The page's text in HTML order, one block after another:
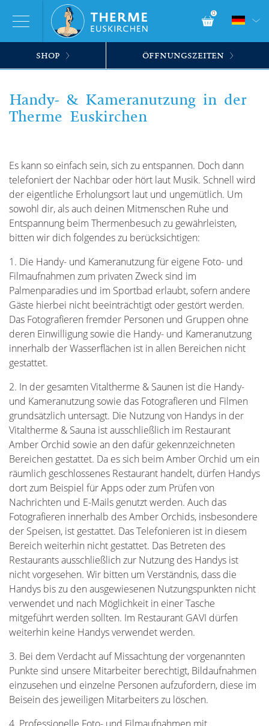
SHOP ÖFFNUNGSZEITEN
0
Handy- & Kameranutzung in der
Therme Euskirchen
Es kann so einfach sein, sich zu entspannen. Doch dann
telefoniert der Nachbar oder hört laut Musik. Schnell wird
der eigentliche Erholungsort laut und ungemütlich. Um
sowohl dir, als auch deinen Mitmenschen Ruhe und
Entspannung beim Thermenbesuch zu gewährleisten,
bitten wir dich folgendes zu berücksichtigen:
1. Die Handy- und Kameranutzung für eigene Foto- und
Filmaufnahmen zum privaten Zweck sind im
Palmenparadies und im Sportbad erlaubt, sofern andere
Gäste hierbei nicht beeinträchtigt oder gestört werden.
Das Fotografieren fremder Personen und Gruppen ohne
deren Einwilligung sowie die Handy- und Kameranutzung
innerhalb der Wasserflächen ist in allen Bereichen nicht
gestattet.
2. In der gesamten Vitaltherme & Saunen ist die Handy-
und Kameranutzung sowie das Fotografieren und Filmen
grundsätzlich untersagt. Die Nutzung von Handys in der
Vitaltherme & Sauna ist ausschließlich im Restaurant
Amber Orchid sowie an den dafür gekennzeichneten
Bereichen gestattet. Da es sich beim Amber Orchid um ein
räumlich geschlossenes Restaurant handelt, dürfen Handys
dort zum Beispiel für Apps oder zum Prüfen von
Nachrichten und E-Mails genutzt werden. Auch das
Fotografieren innerhalb des Amber Orchids, insbesondere
der Speisen, ist gestattet. Das Telefonieren ist in diesem
Bereich weiterhin nicht gestattet. Das Betreten des
Restaurants ausschließlich zur Nutzung des Handys ist
nicht vorgesehen. Wir bitten um Verständnis, dass die
Handys bis zu den ausgewiesenen Nutzungspunkten nicht
verwendet und nach Möglichkeit in einer Tasche
mitgeführt werden sollten. Im Restaurant GAVI dürfen
weiterhin keine Handys verwendet werden.
3. Bei dem Verdacht auf Missachtung der vorgenannten
Punkte sind unsere Mitarbeiter berechtigt, Bildaufnahmen
einzusehen und einzelne Personen aufzufordern, diese im
Beisein des jeweiligen Mitarbeiters zu löschen.